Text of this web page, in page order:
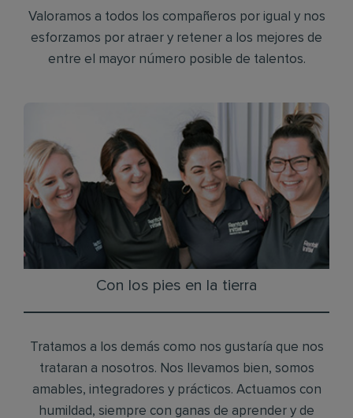
Valoramos a todos los compañeros por igual y nos
esforzamos por atraer y retener a los mejores de
entre el mayor número posible de talentos.
Con los pies en la tierra
Tratamos a los demás como nos gustaría que nos
trataran a nosotros. Nos llevamos bien, somos
amables, integradores y prácticos. Actuamos con
humildad, siempre con ganas de aprender y de